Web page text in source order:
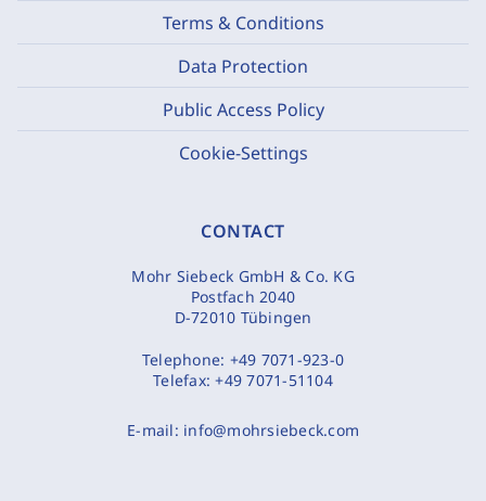
Terms & Conditions
Data Protection
Public Access Policy
Cookie-Settings
CONTACT
Mohr Siebeck GmbH & Co. KG
Postfach 2040
D-72010 Tübingen
Telephone: +49 7071-923-0
Telefax:+49 7071-51104
E-mail: info@mohrsiebeck.com